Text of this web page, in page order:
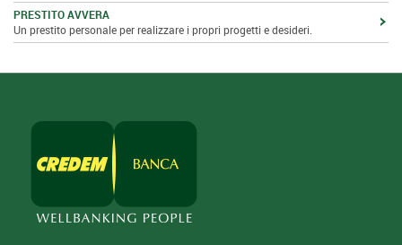
PRESTITO AVVERA
Un prestito personale per realizzare i propri progetti e desideri.